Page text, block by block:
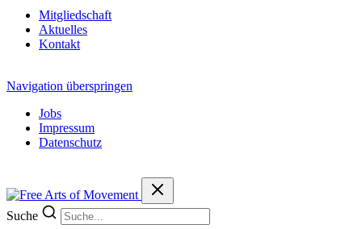
Mitgliedschaft
Aktuelles
Kontakt
Navigation überspringen
Jobs
Impressum
Datenschutz
Suche